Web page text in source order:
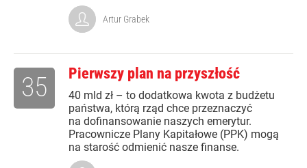
Artur Grabek
Pierwszy plan na przyszłość
40 mld zł – to dodatkowa kwota z budżetu
państwa, którą rząd chce przeznaczyć
na dofinansowanie naszych emerytur.
Pracownicze Plany Kapitałowe (PPK) mogą
na starość odmienić nasze finanse.
35